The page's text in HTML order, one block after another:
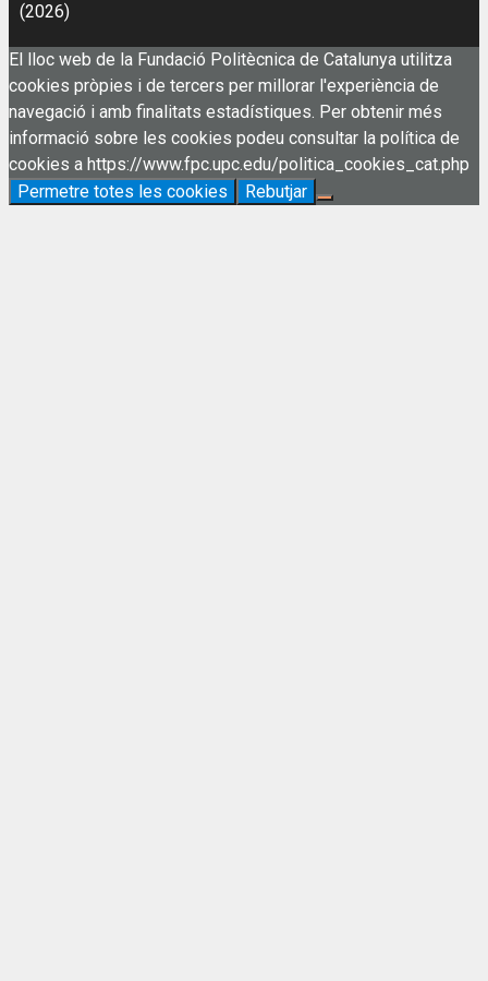
(2026)
El lloc web de la Fundació Politècnica de Catalunya utilitza
cookies pròpies i de tercers per millorar l'experiència de
navegació i amb finalitats estadístiques. Per obtenir més
informació sobre les cookies podeu consultar la política de
cookies a https://www.fpc.upc.edu/politica_cookies_cat.php
Permetre totes les cookies
Rebutjar